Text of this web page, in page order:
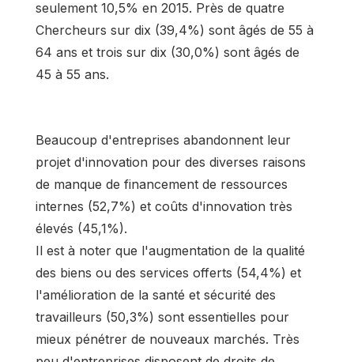
seulement 10,5% en 2015. Près de quatre
Chercheurs sur dix (39,4%) sont âgés de 55 à
64 ans et trois sur dix (30,0%) sont âgés de
45 à 55 ans.
Beaucoup d'entreprises abandonnent leur
projet d'innovation pour des diverses raisons
de manque de financement de ressources
internes (52,7%) et coûts d'innovation très
élevés (45,1%).
Il est à noter que l'augmentation de la qualité
des biens ou des services offerts (54,4%) et
l'amélioration de la santé et sécurité des
travailleurs (50,3%) sont essentielles pour
mieux pénétrer de nouveaux marchés. Très